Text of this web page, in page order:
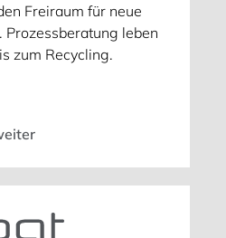
Freiraum für neue
Prozessberatung leben
zum Recycling.